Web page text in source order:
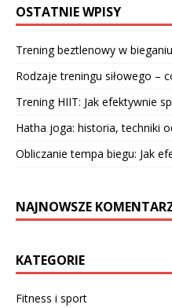
OSTATNIE WPISY
Trening beztlenowy w
Rodzaje treningu siłowego –
Trening HIIT: Jak efektywnie
Hatha joga: historia, techniki
Obliczanie tempa biegu: Jak
NAJNOWSZE
KATEGORIE
Fitness i sport